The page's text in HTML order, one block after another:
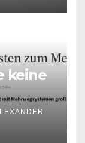
keine